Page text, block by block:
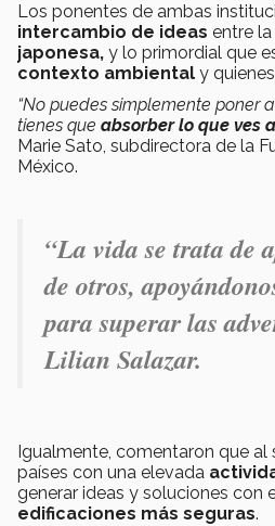
Los ponentes de ambas
intercambio de ideas entre la
japonesa, y lo primordial que
contexto ambiental y
“No puedes simplemente poner
tienes que absorber lo que ves
Marie Sato, subdirectora de la
México.
“La vida se trata de
de otros,
para superar las
Lilian Salazar.
Igualmente, comentaron que al
países con una elevada
generar ideas y soluciones con
edificaciones más seguras.